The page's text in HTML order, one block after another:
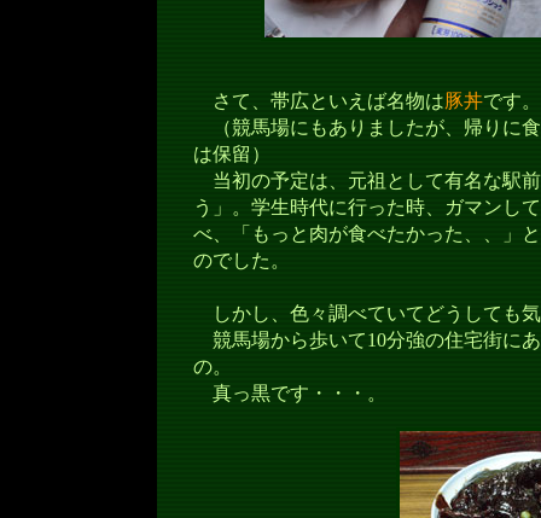
さて、帯広といえば名物は豚丼です。
（競馬場にもありましたが、帰りに
は保留）
当初の予定は、元祖として有名な駅
う」。学生時代に行った時、ガマンし
べ、「もっと肉が食べたかった、、」
のでした。
しかし、色々調べていてどうしても
競馬場から歩いて10分強の住宅街に
の。
真っ黒です・・・。